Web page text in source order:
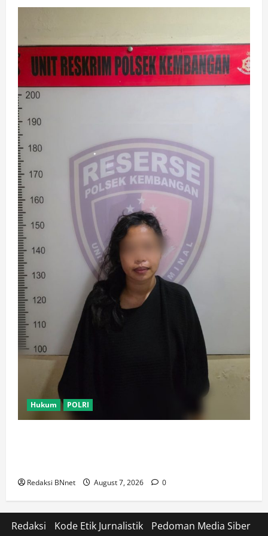
Hukum POLRI
Redaksi BNnet August 7, 2026 0
Redaksi Kode Etik Jurnalistik
Pedoman Media Siber